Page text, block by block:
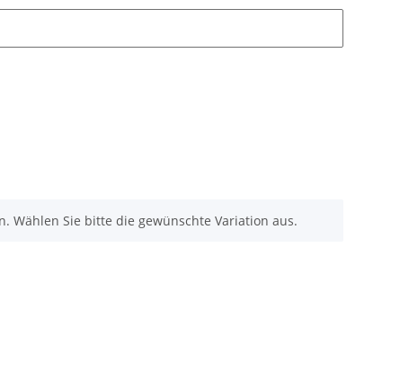
Wählen Sie bitte die gewünschte Variation aus.